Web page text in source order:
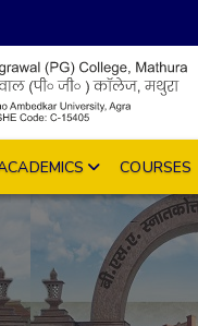
COURSES